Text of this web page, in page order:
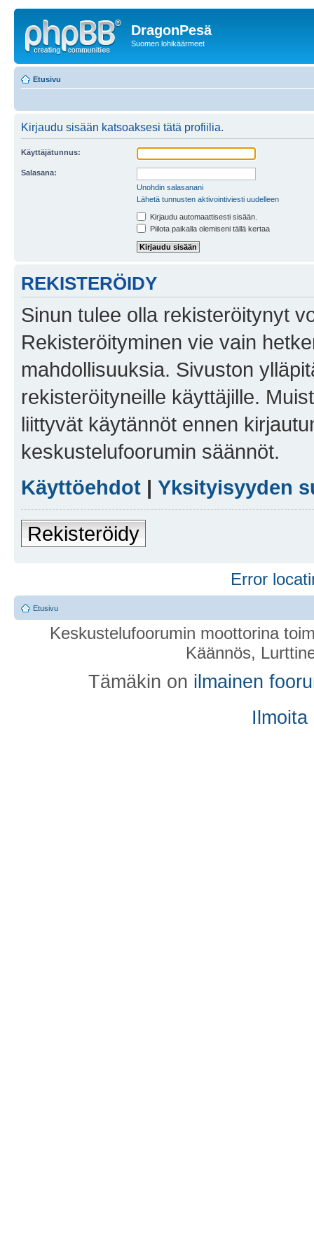
DragonPesä
Suomen lohikäärmeet
Etusivu
Kirjaudu sisään katsoaksesi tätä profiilia.
Käyttäjätunnus:
Salasana:
Unohdin salasanani
Lähetä tunnusten aktivointiviesti uudelleen
Kirjaudu automaattisesti sisään.
Piilota paikalla olemiseni tällä kertaa
REKISTERÖIDY
Sinun tulee olla rekisteröitynyt
Rekisteröityminen vie vain
mahdollisuuksia. Sivuston
rekisteröityneille käyttäjille.
liittyvät käytännöt ennen
keskustelufoorumin säännöt.
Käyttöehdot | Yksityisyyden
Rekisteröidy
Error
Etusivu
Keskustelufoorumin moottorina
Käännös,
Tämäkin on ilmainen